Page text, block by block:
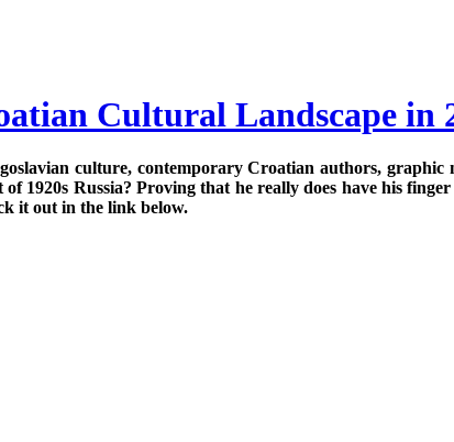
Cultural Landscape in
culture, contemporary Croatian authors,
1920s Russia? Proving that he really does have his
it out in the link below.